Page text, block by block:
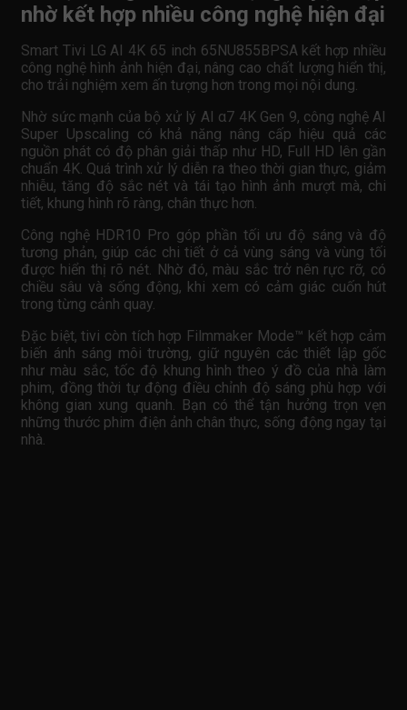
nhờ kết hợp nhiều công nghệ hiện đại
Smart Tivi LG AI 4K 65 inch 65NU855BPSA kết hợp nhiều
công nghệ hình ảnh hiện đại, nâng cao chất lượng hiển thị,
cho trải nghiệm xem ấn tượng hơn trong mọi nội dung.
Nhờ sức mạnh của bộ xử lý AI α7 4K Gen 9, công nghệ AI
Super Upscaling có khả năng nâng cấp hiệu quả các
nguồn phát có độ phân giải thấp như HD, Full HD lên gần
chuẩn 4K. Quá trình xử lý diễn ra theo thời gian thực, giảm
nhiễu, tăng độ sắc nét và tái tạo hình ảnh mượt mà, chi
tiết, khung hình rõ ràng, chân thực hơn.
Công nghệ HDR10 Pro góp phần tối ưu độ sáng và độ
tương phản, giúp các chi tiết ở cả vùng sáng và vùng tối
được hiển thị rõ nét. Nhờ đó, màu sắc trở nên rực rỡ, có
chiều sâu và sống động, khi xem có cảm giác cuốn hút
trong từng cảnh quay.
Đặc biệt, tivi còn tích hợp Filmmaker Mode™ kết hợp cảm
biến ánh sáng môi trường, giữ nguyên các thiết lập gốc
như màu sắc, tốc độ khung hình theo ý đồ của nhà làm
phim, đồng thời tự động điều chỉnh độ sáng phù hợp với
không gian xung quanh. Bạn có thể tận hưởng trọn vẹn
những thước phim điện ảnh chân thực, sống động ngay tại
nhà.